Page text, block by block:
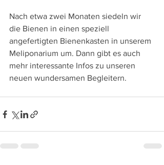
Nach etwa zwei Monaten siedeln wir
die Bienen in einen speziell
angefertigten Bienenkasten in unserem
Meliponarium um. Dann gibt es auch
mehr interessante Infos zu unseren
neuen wundersamen Begleitern.